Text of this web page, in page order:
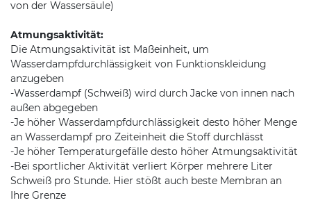
von der Wassersäule)
Atmungsaktivität:
Die Atmungsaktivität ist Maßeinheit, um
Wasserdampfdurchlässigkeit von Funktionskleidung
anzugeben
-Wasserdampf (Schweiß) wird durch Jacke von innen nach
außen abgegeben
-Je höher Wasserdampfdurchlässigkeit desto höher Menge
an Wasserdampf pro Zeiteinheit die Stoff durchlässt
-Je höher Temperaturgefälle desto höher Atmungsaktivität
-Bei sportlicher Aktivität verliert Körper mehrere Liter
Schweiß pro Stunde. Hier stößt auch beste Membran an
Ihre Grenze